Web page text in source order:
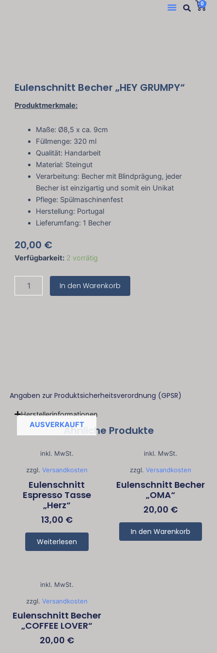
Menü 0
Eulenschnitt Becher „HEY GRUMPY“
Produktmerkmale:
Maße: Ø8,5 x ca. 9cm
Füllmenge: 320 ml
Qualität: Handarbeit
Material: Steingut
Verarbeitung: Becher mit Blindprägung, jeder
Becher ist einzigartig und somit ein Unikat
Pflege: Spülmaschinenfest
Herstellung: Portugal
Lieferumfang: 1 Becher
20,00 €
Verfügbarkeit: 2 vorrätig
Eulenschnitt
"HEY
GRUMPY"
Menge
In den Warenkorb
Angaben zur Produktsicherheitsverordnung (GPSR)
Herstellerinformationen
Ähnliche Produkte
AUSVERKAUFT
inkl. MwSt.
zzgl. Versandkosten
Eulenschnitt
Espresso Tasse
„Herz“
13,00 €
Weiterlesen
inkl. MwSt.
zzgl. Versandkosten
Eulenschnitt Becher
„OMA“
20,00 €
In den Warenkorb
inkl. MwSt.
zzgl. Versandkosten
Eulenschnitt Becher
„COFFEE LOVER“
20,00 €